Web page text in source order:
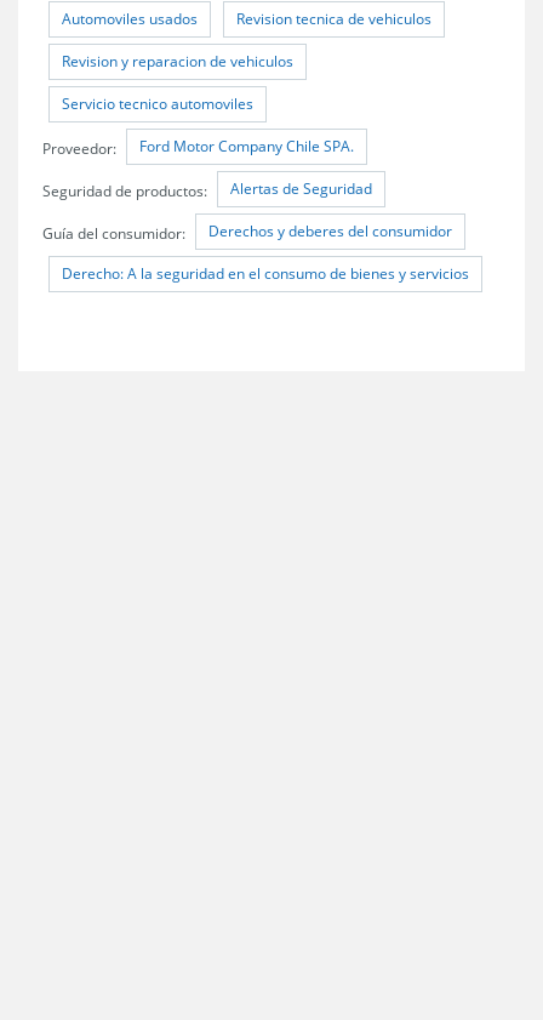
Automoviles usados Revision tecnica de vehiculos
Revision y reparacion de vehiculos
Servicio tecnico automoviles
Proveedor: Ford Motor Company Chile SPA.
Seguridad de productos: Alertas de Seguridad
Guía del consumidor: Derechos y deberes del consumidor
Derecho: A la seguridad en el consumo de bienes y servicios